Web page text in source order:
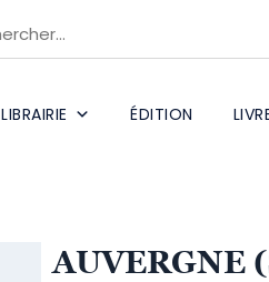
LIBRAIRIE ÉDITION
AUVERGNE